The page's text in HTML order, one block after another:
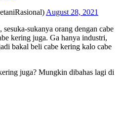
August 28, 2021
sukanya orang dengan cabe
kering juga. Ga hanya industri,
bakal beli cabe kering kalo cabe
juga? Mungkin dibahas lagi di